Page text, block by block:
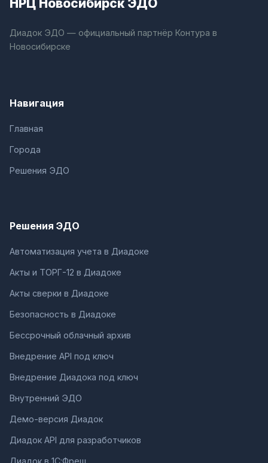
НРЦ Новосибирск ЭДО
Диадок ЭДО — официальный партнёр Контура в
Новосибирске
Навигация
Главная
Города
Решения ЭДО
Решения ЭДО
Автоматизация учета в Диадоке
Акты и ТОРГ-12 в Диадоке
Акты сверки в Диадоке
Безопасность в Диадоке
Бессрочный облачный архив
Внедрение API под ключ
Внедрение Диадока под ключ
Внутренний ЭДО
Демо-версия Диадок
Диадок API для разработчиков
Диадок в 1С:Фреш